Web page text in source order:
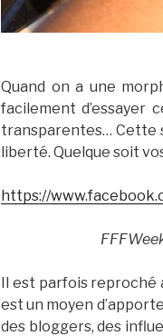
Quand on a une
facilement d’essayer
transparentes… Cette
liberté. Quelque soit
https://
Il est parfois reproché
est un moyen
des bloggers, des